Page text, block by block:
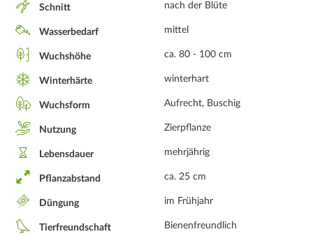
Schnitt nach der Blüte
Wasserbedarf mittel
Wuchshöhe ca. 80 - 100 cm
Winterhärte winterhart
Wuchsform Aufrecht, Buschig
Nutzung Zierpflanze
Lebensdauer mehrjährig
Pflanzabstand ca. 25 cm
Düngung im Frühjahr
Tierfreundschaft Bienenfreundlich